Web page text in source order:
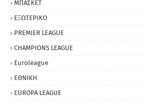
ΜΠΑΣΚΕΤ
ΕΞΩΤΕΡΙΚΟ
PREMIER LEAGUE
CHAMPIONS LEAGUE
Euroleague
ΕΘΝΙΚΗ
EUROPA LEAGUE